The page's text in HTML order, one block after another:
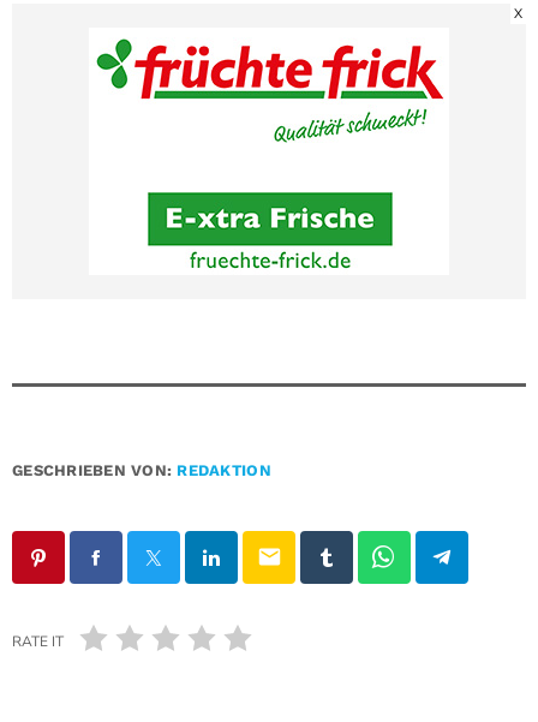
X
GESCHRIEBEN VON: REDAKTION
email
RATE IT